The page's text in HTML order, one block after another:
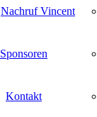
Nach­ruf Vincent
Spon­so­ren
Kon­takt